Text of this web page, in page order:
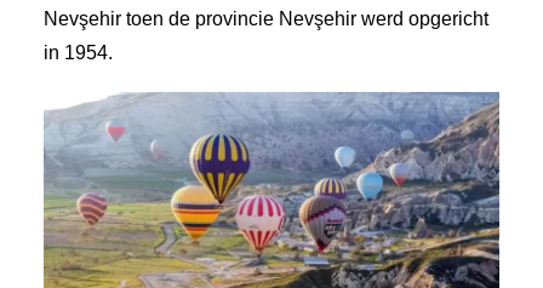
Nevşehir toen de provincie Nevşehir werd opgericht
in 1954.